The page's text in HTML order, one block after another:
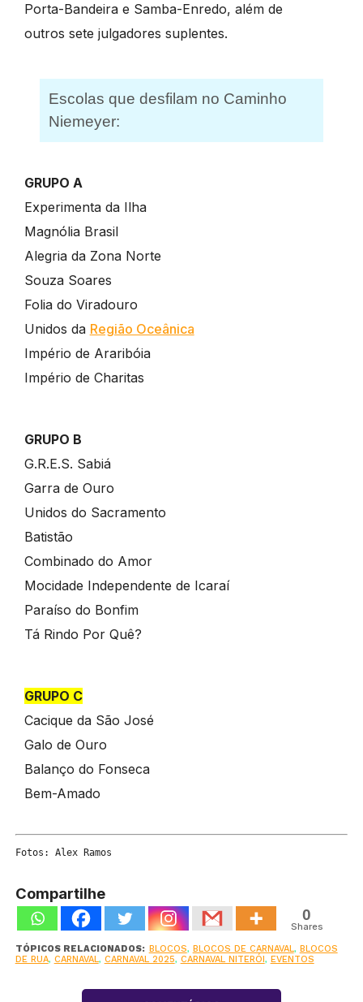
Porta-Bandeira e Samba-Enredo, além de
outros sete julgadores suplentes.
Escolas que desfilam no Caminho
Niemeyer:
GRUPO A
Experimenta da Ilha
Magnólia Brasil
Alegria da Zona Norte
Souza Soares
Folia do Viradouro
Unidos da Região Oceânica
Império de Araribóia
Império de Charitas
GRUPO B
G.R.E.S. Sabiá
Garra de Ouro
Unidos do Sacramento
Batistão
Combinado do Amor
Mocidade Independente de Icaraí
Paraíso do Bonfim
Tá Rindo Por Quê?
GRUPO C
Cacique da São José
Galo de Ouro
Balanço do Fonseca
Bem-Amado
Fotos: Alex Ramos
Compartilhe
0
Shares
TÓPICOS RELACIONADOS: BLOCOS, BLOCOS DE CARNAVAL, BLOCOS
DE RUA, CARNAVAL, CARNAVAL 2025, CARNAVAL NITERÓI , EVENTOS